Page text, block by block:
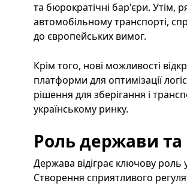
та бюрократічні бар'єри. Утім,
автомобільному транспорті,
до європейських вимог.
Крім того, нові можливості
платформи для оптимізації
рішення для зберігання і
українському ринку.
Роль держави та
Держава відіграє ключову
Створення сприятливого